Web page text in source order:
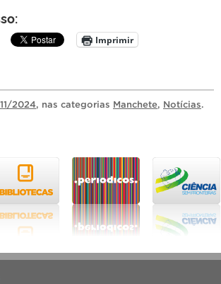
Imprimir
2024, nas categorias Manchete, Notícias.